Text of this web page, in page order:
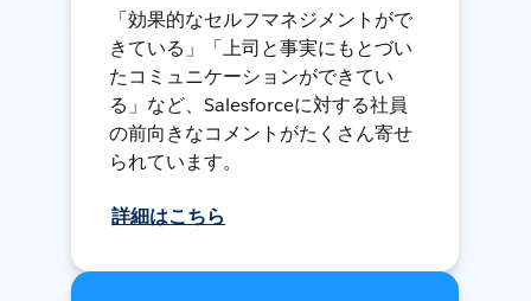
「効果的なセルフマネジメントがで
きている」「上司と事実にもとづい
たコミュニケーションができてい
る」など、Salesforceに対する社員
の前向きなコメントがたくさん寄せ
られています。
詳細はこちら